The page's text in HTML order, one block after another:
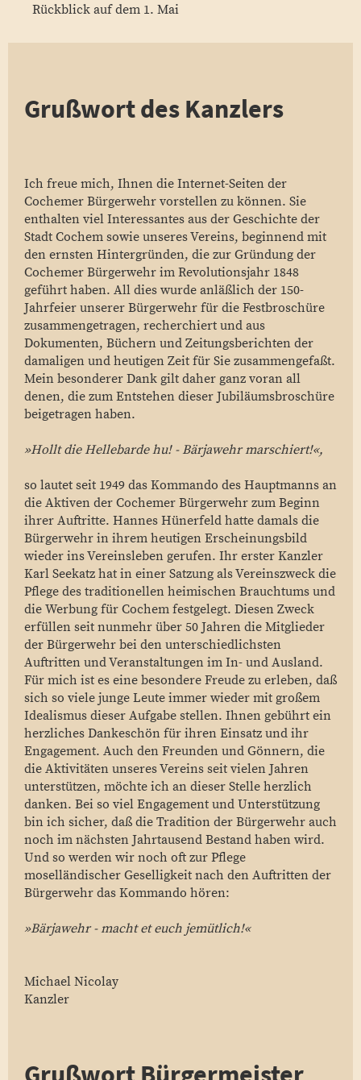
Rückblick auf dem 1. Mai
Grußwort des Kanzlers
Ich freue mich, Ihnen die Internet-Seiten der
Cochemer Bürgerwehr vorstellen zu können. Sie
enthalten viel Interessantes aus der Geschichte der
Stadt Cochem sowie unseres Vereins, beginnend mit
den ernsten Hintergründen, die zur Gründung der
Cochemer Bürgerwehr im Revolutionsjahr 1848
geführt haben. All dies wurde anläßlich der 150-
Jahrfeier unserer Bürgerwehr für die Festbroschüre
zusammengetragen, recherchiert und aus
Dokumenten, Büchern und Zeitungsberichten der
damaligen und heutigen Zeit für Sie zusammengefaßt.
Mein besonderer Dank gilt daher ganz voran all
denen, die zum Entstehen dieser Jubiläumsbroschüre
beigetragen haben.
»Hollt die Hellebarde hu! - Bärjawehr marschiert!«,
so lautet seit 1949 das Kommando des Hauptmanns an
die Aktiven der Cochemer Bürgerwehr zum Beginn
ihrer Auftritte. Hannes Hünerfeld hatte damals die
Bürgerwehr in ihrem heutigen Erscheinungsbild
wieder ins Vereinsleben gerufen. Ihr erster Kanzler
Karl Seekatz hat in einer Satzung als Vereinszweck die
Pflege des traditionellen heimischen Brauchtums und
die Werbung für Cochem festgelegt. Diesen Zweck
erfüllen seit nunmehr über 50 Jahren die Mitglieder
der Bürgerwehr bei den unterschiedlichsten
Auftritten und Veranstaltungen im In- und Ausland.
Für mich ist es eine besondere Freude zu erleben, daß
sich so viele junge Leute immer wieder mit großem
Idealismus dieser Aufgabe stellen. Ihnen gebührt ein
herzliches Dankeschön für ihren Einsatz und ihr
Engagement. Auch den Freunden und Gönnern, die
die Aktivitäten unseres Vereins seit vielen Jahren
unterstützen, möchte ich an dieser Stelle herzlich
danken. Bei so viel Engagement und Unterstützung
bin ich sicher, daß die Tradition der Bürgerwehr auch
noch im nächsten Jahrtausend Bestand haben wird.
Und so werden wir noch oft zur Pflege
moselländischer Geselligkeit nach den Auftritten der
Bürgerwehr das Kommando hören:
»Bärjawehr - macht et euch jemütlich!«
Michael Nicolay
Kanzler